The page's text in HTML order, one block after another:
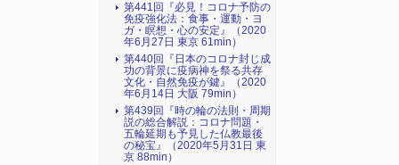
第441回『必見！コロナ予防の
免疫強化法：食事・運動・ヨ
ガ・瞑想・心の安定』（2020
年6月27日 東京 61min）
第440回『日本のコロナ封じ成
功の背景に疫病神を祭る共存
文化・自然免疫が鍵』（2020
年6月14日 大阪 79min）
第439回『時の輪の法則・周期
説の総合解説：コロナ問題・
五輪延期も予見した仏教最後
の秘宝』（2020年5月31日 東
京 88min）